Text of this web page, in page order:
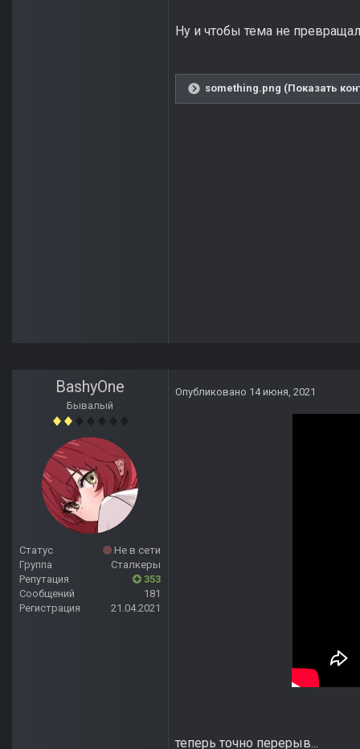
Ну и чтобы тема не
something.png (Показать
BashyOne
Бывалый
Статус
Не в сети
Группа
Сталкеры
Репутация
353
Сообщений
181
Регистрация
21.04.2021
Опубликовано 14 июня, 2021
теперь точно перерыв...